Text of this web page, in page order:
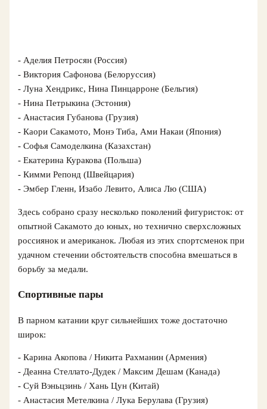
- Аделия Петросян (Россия)
- Виктория Сафонова (Белоруссия)
- Луна Хендрикс, Нина Пинцарроне (Бельгия)
- Нина Петрыкина (Эстония)
- Анастасия Губанова (Грузия)
- Каори Сакамото, Монэ Тиба, Ами Накаи (Япония)
- Софья Самоделкина (Казахстан)
- Екатерина Куракова (Польша)
- Кимми Репонд (Швейцария)
- Эмбер Гленн, Изабо Левито, Алиса Лю (США)
Здесь собрано сразу несколько поколений фигуристок: от
опытной Сакамото до юных, но технично сверхсложных
россиянок и американок. Любая из этих спортсменок при
удачном стечении обстоятельств способна вмешаться в
борьбу за медали.
Спортивные пары
В парном катании круг сильнейших тоже достаточно
широк:
- Карина Акопова / Никита Рахманин (Армения)
- Деанна Стеллато-Дудек / Максим Дешам (Канада)
- Суй Вэньцзинь / Хань Цун (Китай)
- Анастасия Метелкина / Лука Берулава (Грузия)